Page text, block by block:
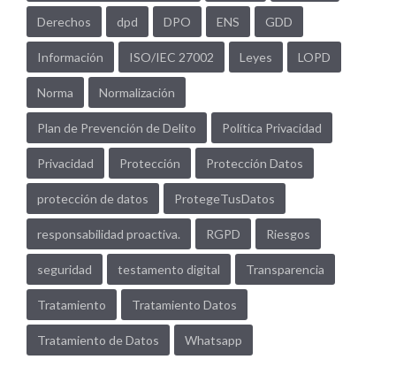
Derechos dpd DPO ENS GDD
Información ISO/IEC 27002 Leyes LOPD
Norma Normalización
Plan de Prevención de Delito Política Privacidad
Privacidad Protección Protección Datos
protección de datos ProtegeTusDatos
responsabilidad proactiva. RGPD Riesgos
seguridad testamento digital Transparencia
Tratamiento Tratamiento Datos
Tratamiento de Datos Whatsapp